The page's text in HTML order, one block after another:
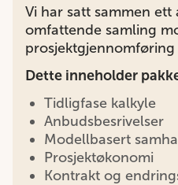
Vi har satt sammen ett
omfattende samling
prosjektgjennomføring
Dette inneholder
Tidligfase kalkyle
Anbudsbesrivelser
Modellbasert
Prosjektøkonomi
Kontrakt og